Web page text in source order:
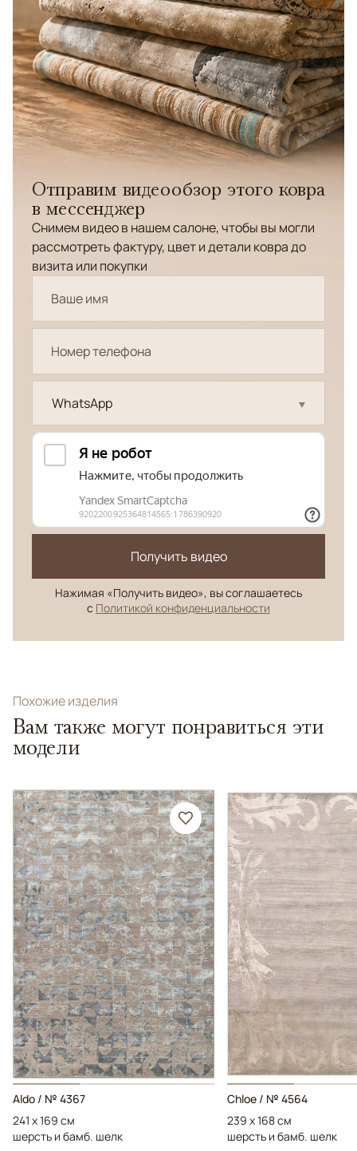
Отправим видеообзор этого ковра
в мессенджер
Снимем видео в нашем салоне, чтобы вы могли
рассмотреть фактуру, цвет и детали ковра до
визита или покупки
WhatsApp
Получить видео
Нажимая «Получить видео», вы соглашаетесь
с Политикой конфиденциальности
Похожие изделия
Вам также могут понравиться эти
модели
Aldo / № 4367
241 x 169 см
шерсть и бамб. шелк
Chloe / № 4564
239 x 168 см
шерсть и бамб. шелк